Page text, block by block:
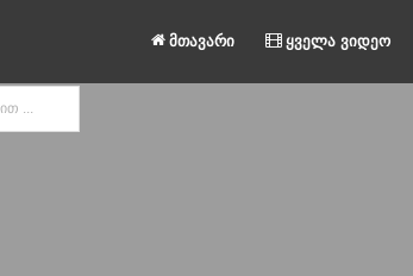
მთავარი ყველა ვიდეო